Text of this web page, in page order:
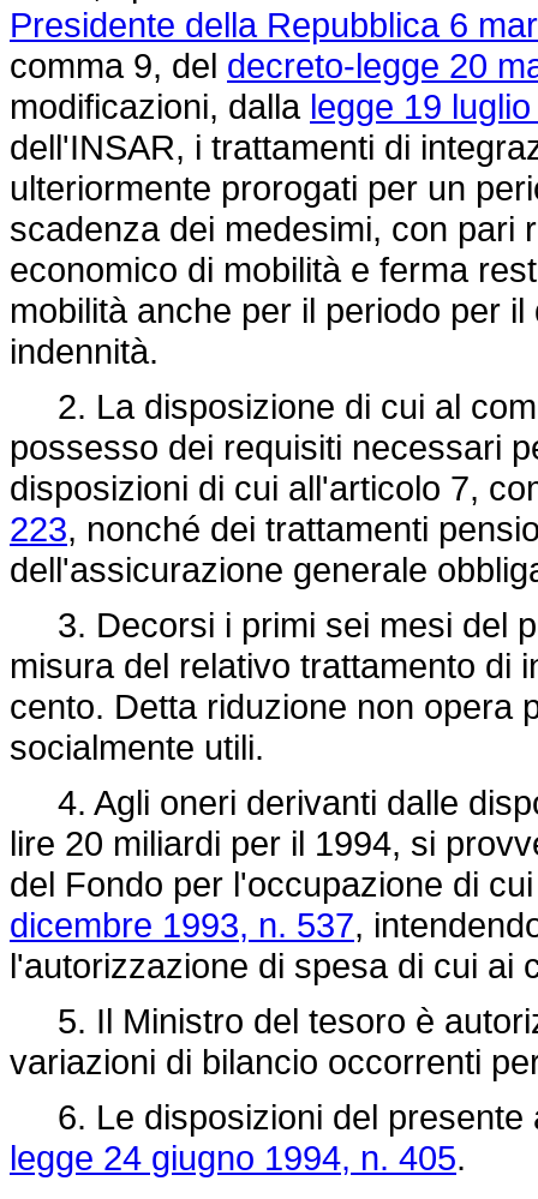
Presidente della Repubblica 6
comma 9, del decreto-legge 20
modificazioni, dalla legge 19
dell'INSAR, i trattamenti di
ulteriormente prorogati per un
scadenza dei medesimi, con pari
economico di mobilità e ferma
mobilità anche per il periodo per
indennità.
2. La disposizione di cui al
possesso dei requisiti necessari
disposizioni di cui all'articolo 7,
223, nonché dei trattamenti
dell'assicurazione generale
3. Decorsi i primi sei mesi del
misura del relativo trattamento di
cento. Detta riduzione non opera
socialmente utili.
4. Agli oneri derivanti dalle
lire 20 miliardi per il 1994, si
del Fondo per l'occupazione di
dicembre 1993, n. 537,
l'autorizzazione di spesa di cui ai
5. Il Ministro del tesoro è
variazioni di bilancio occorrenti
6. Le disposizioni del presente
legge 24 giugno 1994, n. 405.